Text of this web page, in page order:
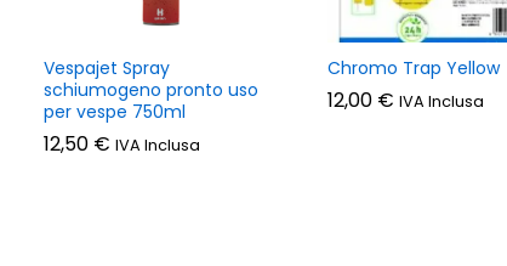
Vespajet Spray
schiumogeno pronto uso
per vespe 750ml
12,50 € IVA Inclusa
Chromo Trap Yellow
12,00 € IVA Inclusa